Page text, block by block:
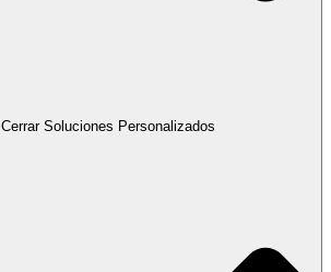
Cerrar Soluciones Personalizados